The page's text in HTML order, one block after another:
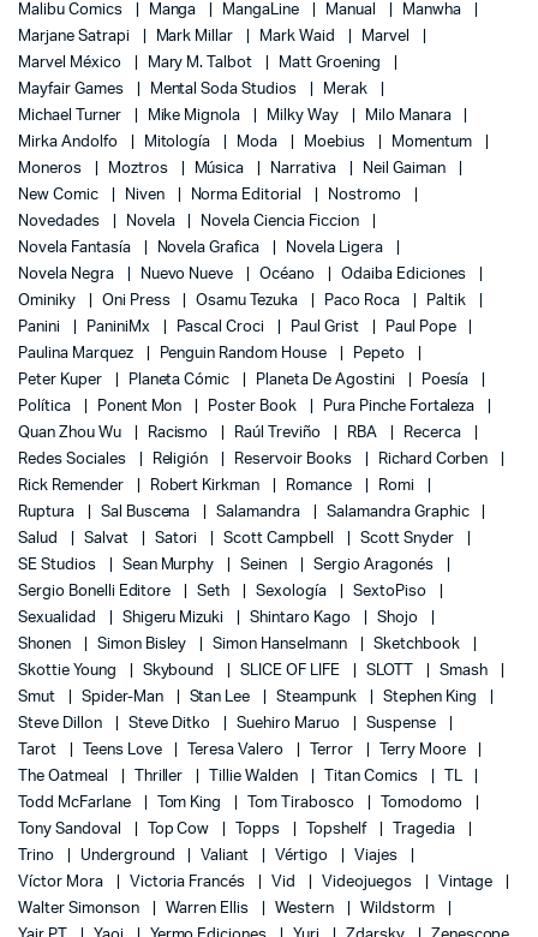
Malibu Comics
Manga MangaLine Manual
Manwha
Marjane Satrapi
Mark Millar Mark Waid
Marvel
Marvel México
Mary M. Talbot
Matt Groening
Mayfair Games
Mental Soda Studios
Merak
Michael Turner
Mike Mignola Milky Way
Milo Manara
Mirka Andolfo
Mitología Moda Moebius
Momentum
Moneros
Moztros Música Narrativa
Neil Gaiman
New Comic
Niven Norma Editorial
Nostromo
Novedades
Novela
Novela Ciencia Ficcion
Novela Fantasía
Novela Grafica
Novela Ligera
Novela Negra
Nuevo Nueve Océano
Odaiba Ediciones
Ominiky
Oni Press Osamu Tezuka Paco Roca
Paltik
Panini
PaniniMx Pascal Croci Paul Grist
Paul Pope
Paulina Marquez
Penguin Random House
Pepeto
Peter Kuper
Planeta Cómic Planeta De Agostini
Poesía
Política
Ponent Mon Poster Book
Pura Pinche Fortaleza
Quan Zhou Wu
Racismo Raúl Treviño RBA
Recerca
Redes Sociales
Religión Reservoir Books
Richard Corben
Rick Remender
Robert Kirkman Romance
Romi
Ruptura
Sal Buscema Salamandra
Salamandra Graphic
Salud
Salvat Satori Scott Campbell
Scott Snyder
SE Studios
Sean Murphy Seinen
Sergio Aragonés
Sergio Bonelli Editore
Seth Sexología
SextoPiso
Sexualidad
Shigeru Mizuki Shintaro Kago
Shojo
Shonen
Simon Bisley Simon Hanselmann
Sketchbook
Skottie Young
Skybound SLICE OF LIFE SLOTT
Smash
Smut
Spider-Man Stan Lee Steampunk
Stephen King
Steve Dillon
Steve Ditko Suehiro Maruo
Suspense
Tarot
Teens Love Teresa Valero Terror
Terry Moore
The Oatmeal
Thriller Tillie Walden Titan Comics
TL
Todd McFarlane
Tom King Tom Tirabosco
Tomodomo
Tony Sandoval
Top Cow Topps Topshelf
Tragedia
Trino
Underground Valiant Vértigo
Viajes
Víctor Mora
Victoria Francés Vid Videojuegos
Vintage
Walter Simonson
Warren Ellis Western
Wildstorm